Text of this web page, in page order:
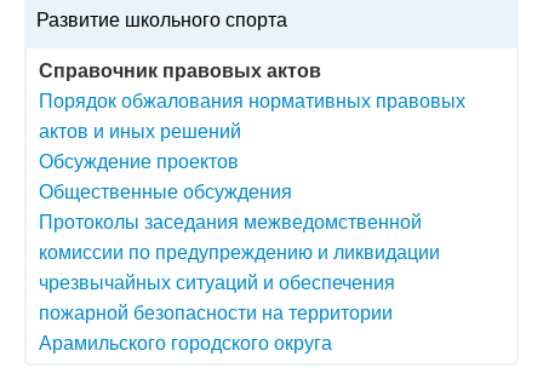
Развитие школьного спорта
Справочник правовых актов
Порядок обжалования нормативных правовых
актов и иных решений
Обсуждение проектов
Общественные обсуждения
Протоколы заседания межведомственной
комиссии по предупреждению и ликвидации
чрезвычайных ситуаций и обеспечения
пожарной безопасности на территории
Арамильского городского округа